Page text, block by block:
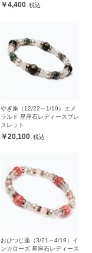
4,400
やぎ座（12/22～1/19）エメ
ラルド 星座石レディースブレ
スレット
20,100
おひつじ座（3/21～4/19）イ
ンカローズ 星座石レディース